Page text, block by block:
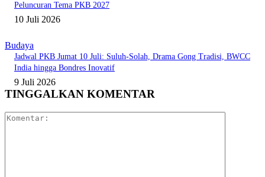
Peluncuran Tema PKB 2027
10 Juli 2026
Budaya
Jadwal PKB Jumat 10 Juli: Suluh-Solah, Drama Gong Tradisi, BWCC
India hingga Bondres Inovatif
9 Juli 2026
TINGGALKAN KOMENTAR